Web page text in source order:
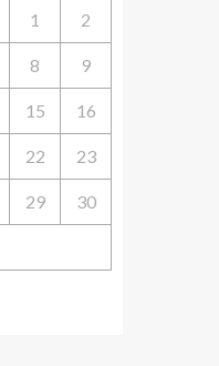
1 2
8 9
15 16
22 23
29 30